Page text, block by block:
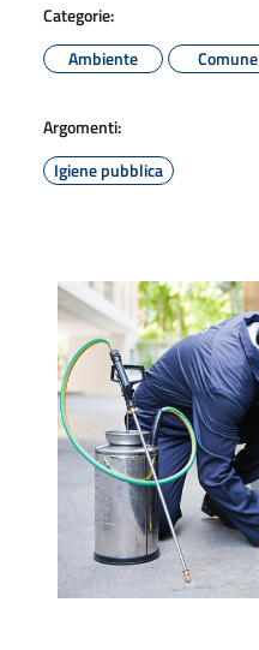
Categorie:
Ambiente
Comune
Argomenti:
Igiene pubblica